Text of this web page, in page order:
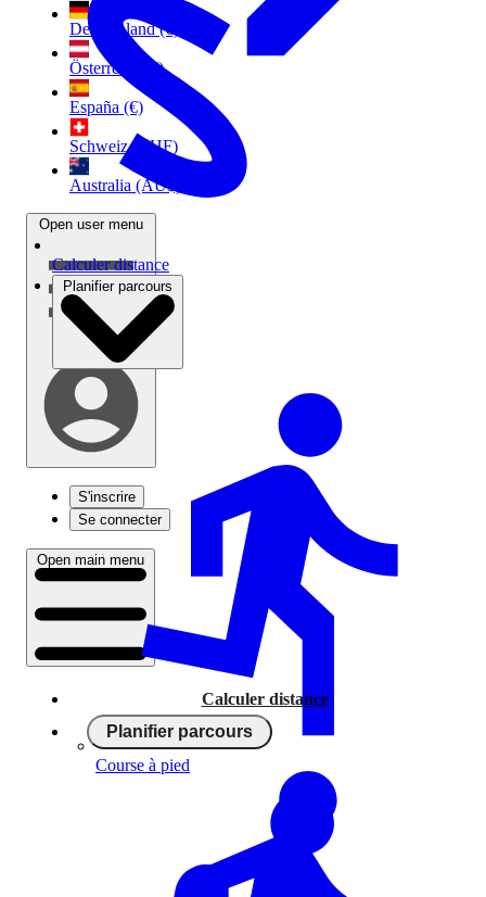
Deutschland (€)
Österreich (€)
España (€)
Schweiz (CHF)
Australia (AU$)
Open user menu
S'inscrire
Se connecter
Open main menu
Calculer distance
Planifier parcours
Calculer distance
Planifier parcours
Course à pied